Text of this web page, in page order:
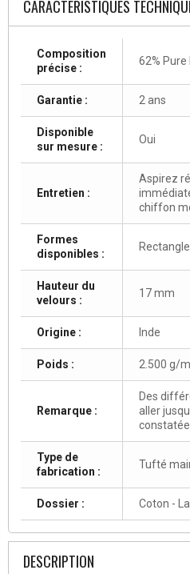
CARACTÉRISTIQUES
Composition
précise :
62% Pure
Garantie : 2 ans
Disponible
sur mesure :
Oui
Entretien :
Aspirez
chiffon
Formes
disponibles :
Rectangle
Hauteur du
velours :
17 mm
Origine : Inde
Poids : 2.500 g/
Remarque :
Des
aller
Type de
fabrication :
Tufté
Dossier : Coton -
DESCRIPTION